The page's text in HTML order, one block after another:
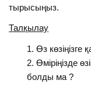
тырысыңыз.
Талқылау
Өз көзіңізге
Өміріңізде
болды ма ?